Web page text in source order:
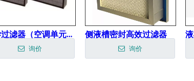
化学过滤器（空调单元（MAU）的扁平折叠微褶AMC化学过滤器）
询价
侧液槽密封高效过滤器
询价